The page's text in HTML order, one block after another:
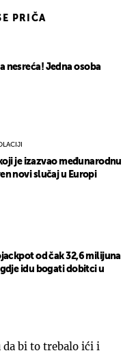
PRIČA
nesreća! Jedna osoba
je izazvao međunarodnu
novi slučaj u Europi
od čak 32,6 milijuna
idu bogati dobitci u
bi to trebalo ići i